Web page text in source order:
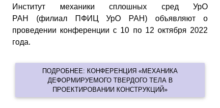
Институт механики сплошных сред УрО
РАН (филиал ПФИЦ УрО РАН) объявляют о
проведении конференции с 10 по 12 октября 2022
года.
ПОДРОБНЕЕ: КОНФЕРЕНЦИЯ «МЕХАНИКА
ДЕФОРМИРУЕМОГО ТВЕРДОГО ТЕЛА В
ПРОЕКТИРОВАНИИ КОНСТРУКЦИЙ»